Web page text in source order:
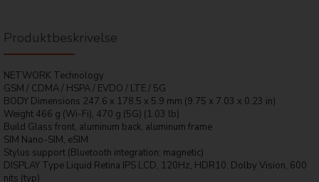
Produktbeskrivelse
NETWORK Technology
GSM / CDMA / HSPA / EVDO / LTE / 5G
BODY Dimensions 247.6 x 178.5 x 5.9 mm (9.75 x 7.03 x 0.23 in)
Weight 466 g (Wi-Fi), 470 g (5G) (1.03 lb)
Build Glass front, aluminum back, aluminum frame
SIM Nano-SIM, eSIM
Stylus support (Bluetooth integration; magnetic)
DISPLAY Type Liquid Retina IPS LCD, 120Hz, HDR10, Dolby Vision, 600
nits (typ)